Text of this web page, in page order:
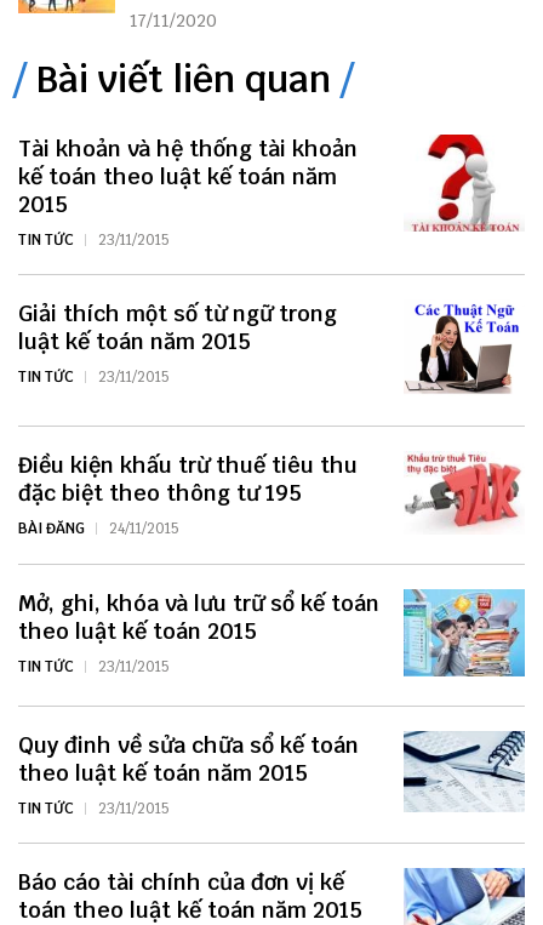
17/11/2020
Bài viết liên quan
Tài khoản và hệ thống tài khoản
kế toán theo luật kế toán năm
2015
TIN TỨC 23/11/2015
Giải thích một số từ ngữ trong
luật kế toán năm 2015
TIN TỨC 23/11/2015
Điều kiện khấu trừ thuế tiêu thu
đặc biệt theo thông tư 195
BÀI ĐĂNG 24/11/2015
Mở, ghi, khóa và lưu trữ sổ kế toán
theo luật kế toán 2015
TIN TỨC 23/11/2015
Quy đinh về sửa chữa sổ kế toán
theo luật kế toán năm 2015
TIN TỨC 23/11/2015
Báo cáo tài chính của đơn vị kế
toán theo luật kế toán năm 2015